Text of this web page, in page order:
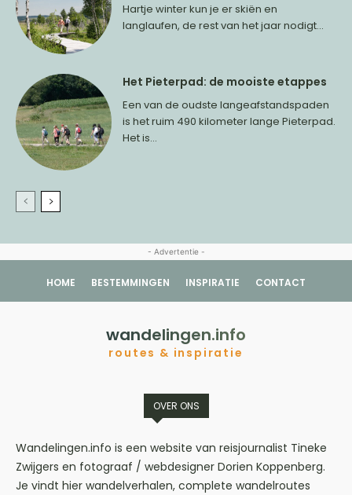
Hartje winter kun je er skiën en
langlaufen, de rest van het jaar nodigt...
Het Pieterpad: de mooiste etappes
Een van de oudste langeafstandspaden
is het ruim 490 kilometer lange Pieterpad.
Het is...
- Advertentie -
HOME BESTEMMINGEN INSPIRATIE CONTACT
wandelingen.info
routes & inspiratie
OVER ONS
Wandelingen.info is een website van reisjournalist Tineke
Zwijgers en fotograaf / webdesigner Dorien Koppenberg.
Je vindt hier wandelverhalen, complete wandelroutes